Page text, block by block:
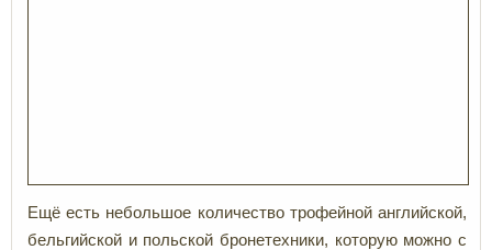
Ещё есть небольшое количество трофейной английской,
бельгийской и польской бронетехники, которую можно с